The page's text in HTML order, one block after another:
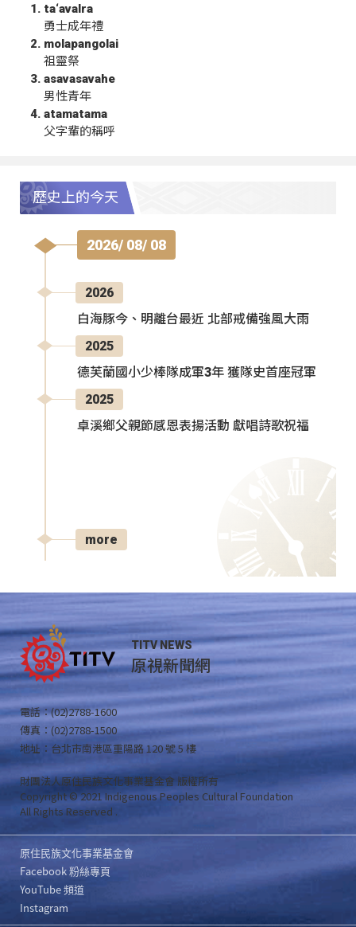
ta‘avalra
勇士成年禮
molapangolai
祖靈祭
asavasavahe
男性青年
atamatama
父字輩的稱呼
歷史上的今天
2026/ 08/ 08
2026
白海豚今、明離台最近 北部戒備強風大雨
2025
德芙蘭國小少棒隊成軍3年 獲隊史首座冠軍
2025
卓溪鄉父親節感恩表揚活動 獻唱詩歌祝福
more
TITV NEWS
原視新聞網
電話：(02)2788-1600
傳真：(02)2788-1500
地址：台北市南港區重陽路 120 號 5 樓
財團法人原住民族文化事業基金會 版權所有
Copyright © 2021 Indigenous Peoples Cultural Foundation
All Rights Reserved .
原住民族文化事業基金會
Facebook 粉絲專頁
YouTube 頻道
Instagram